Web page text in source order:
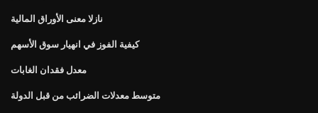
نازلا معنى الأوراق المالية
كيفية الفوز في انهيار سوق الأسهم
معدل فقدان الغابات
متوسط ​​معدلات الضرائب من قبل الدولة